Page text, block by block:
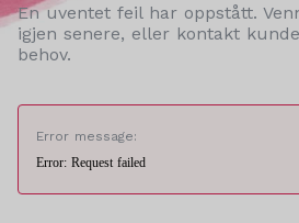
En uventet feil har oppstått.
igjen senere, eller kontakt
behov.
Error message:
Error: Request failed